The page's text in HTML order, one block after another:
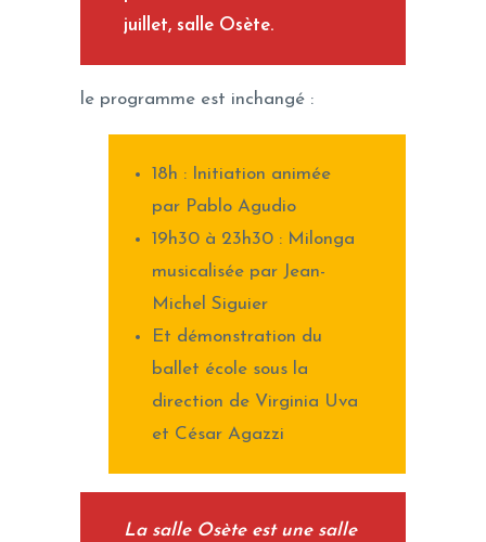
juillet, salle Osète.
le programme est inchangé :
18h : Initiation animée
par Pablo Agudio
19h30 à 23h30 : Milonga
musicalisée par Jean-
Michel Siguier
Et démonstration du
ballet école sous la
direction de Virginia Uva
et César Agazzi
La salle Osète est une salle